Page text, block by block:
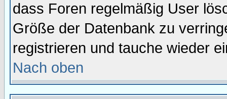
dass Foren regelmäßig User
Größe der Datenbank zu
registrieren und tauche wieder
Nach oben